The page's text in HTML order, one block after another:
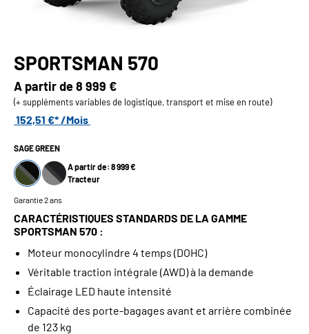
SPORTSMAN 570
A partir de8 999 €
(+ suppléments variables de logistique, transport et mise en route)
152,51 €* /Mois
SAGE GREEN
A partir de: 8 999 €
Tracteur
Garantie 2 ans
CARACTÉRISTIQUES STANDARDS DE LA GAMME
SPORTSMAN 570 :
Moteur monocylindre 4 temps (DOHC)
Véritable traction intégrale (AWD) à la demande
Éclairage LED haute intensité
Capacité des porte-bagages avant et arrière combinée
de 123 kg